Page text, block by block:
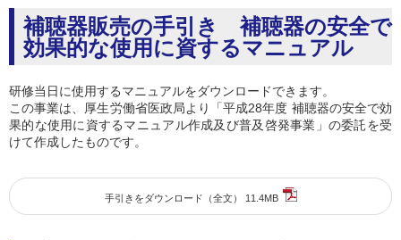
補聴器販売の手引き 補聴器の安全で
効果的な使用に資するマニュアル
研修当日に使用するマニュアルをダウンロードできます。
この事業は、厚生労働省医政局より「平成28年度 補聴器の安全で効
果的な使用に資するマニュアル作成及び普及啓発事業」の委託を受
けて作成したものです。
手引きをダウンロード（全文） 11.4MB